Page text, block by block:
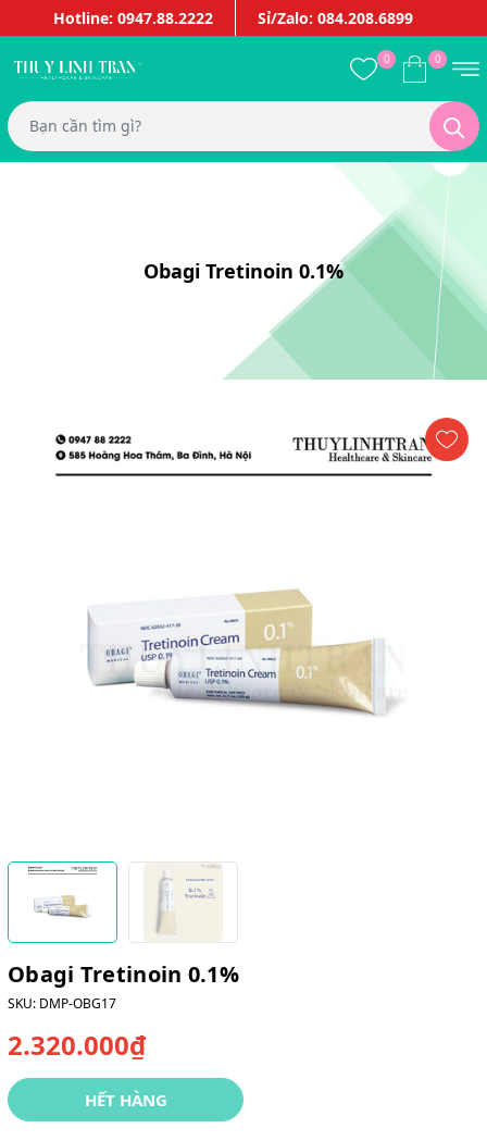
Hotline: 0947.88.2222 Sỉ/Zalo: 084.208.6899
0 0
Obagi Tretinoin 0.1%
Obagi Tretinoin 0.1%
SKU: DMP-OBG17
2.320.000₫
HẾT HÀNG